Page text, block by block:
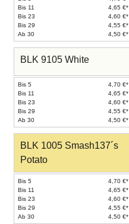
Bis 11
4,65 €*
Bis 23
4,60 €*
Bis 29
4,55 €*
Ab 30
4,50 €*
BLK 9105 White
Bis 5
4,70 €*
Bis 11
4,65 €*
Bis 23
4,60 €*
Bis 29
4,55 €*
Ab 30
4,50 €*
BLK 1005 Smash137´s
Potato
Bis 5
4,70 €*
Bis 11
4,65 €*
Bis 23
4,60 €*
Bis 29
4,55 €*
Ab 30
4,50 €*